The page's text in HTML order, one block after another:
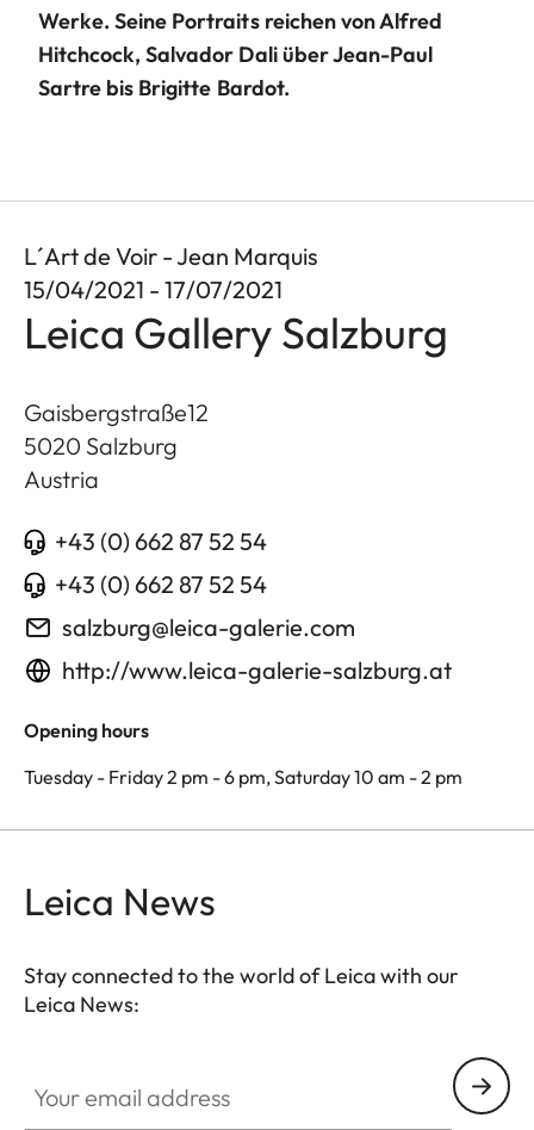
Werke. Seine Portraits reichen von Alfred
Hitchcock, Salvador Dali über Jean-Paul
Sartre bis Brigitte Bardot.
L´Art de Voir - Jean Marquis
15/04/2021 - 17/07/2021
Leica Gallery Salzburg
Gaisbergstraße12
5020 Salzburg
Austria
+43 (0) 662 87 52 54
+43 (0) 662 87 52 54
salzburg@leica-galerie.com
http://www.leica-galerie-salzburg.at
Opening hours
Tuesday - Friday 2 pm - 6 pm, Saturday 10 am - 2 pm
Leica News
Stay connected to the world of Leica with our
Leica News: